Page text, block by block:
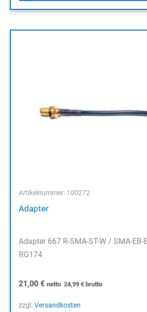
Artikelnummer: 100272
Adapter
Adapter 667 R-SMA-ST-W / SMA-EB-
RG174
21,00 € netto 24,99 € brutto
zzgl. Versandkosten